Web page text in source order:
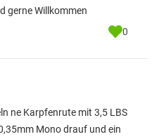
gerne Willkommen
0
ne Karpfenrute mit 3,5 LBS
Mono drauf und ein